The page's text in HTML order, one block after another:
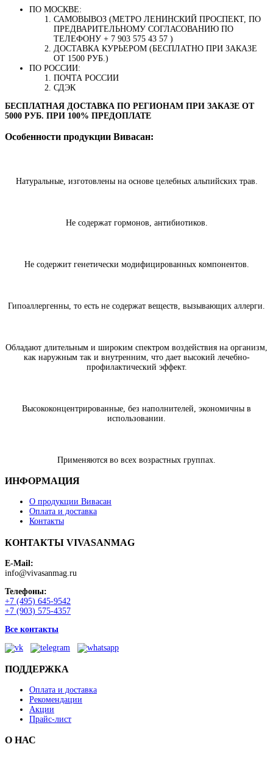
ПО МОСКВЕ:
САМОВЫВОЗ (МЕТРО ЛЕНИНСКИЙ ПРОСПЕКТ, ПО
ПРЕДВАРИТЕЛЬНОМУ СОГЛАСОВАНИЮ ПО
ТЕЛЕФОНУ + 7 903 575 43 57 )
ДОСТАВКА КУРЬЕРОМ (БЕСПЛАТНО ПРИ ЗАКАЗЕ
ОТ 1500 РУБ.)
ПО РОССИИ:
ПОЧТА РОССИИ
СДЭК
БЕСПЛАТНАЯ ДОСТАВКА ПО РЕГИОНАМ ПРИ ЗАКАЗЕ ОТ
5000 РУБ. ПРИ 100% ПРЕДОПЛАТЕ
Особенности продукции Вивасан:
Натуральные, изготовлены на основе целебных альпийских трав.
Не содержат гормонов, антибиотиков.
Не содержит генетически модифицированных компонентов.
Гипоаллергенны, то есть не содержат веществ, вызывающих аллерги.
Обладают длительным и широким спектром воздействия на организм,
как наружным так и внутренним, что дает высокий лечебно-
профилактический эффект.
Высококонцентрированные, без наполнителей, экономичны в
использовании.
Применяются во всех возрастных группах.
ИНФОРМАЦИЯ
О продукции Вивасан
Оплата и доставка
Контакты
КОНТАКТЫ VIVASANMAG
E-Mail:
info@vivasanmag.ru
Телефоны:
+7 (495) 645-9542
+7 (903) 575-4357
Все контакты
ПОДДЕРЖКА
Оплата и доставка
Рекомендации
Акции
Прайс-лист
О НАС